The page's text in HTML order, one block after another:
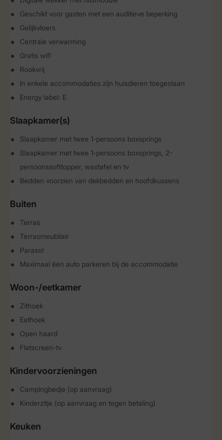
Geschikt voor gasten met een auditieve beperking
Gelijkvloers
Centrale verwarming
Gratis wifi
Rookvrij
In enkele accommodaties zijn huisdieren toegestaan
Energy label: E
Slaapkamer(s)
Slaapkamer met twee 1-persoons boxsprings
Slaapkamer met twee 1-persoons boxsprings, 2-
persoonssofttopper, wastafel en tv
Bedden voorzien van dekbedden en hoofdkussens
Buiten
Terras
Terrasmeubilair
Parasol
Maximaal één auto parkeren bij de accommodatie
Woon-/eetkamer
Zithoek
Eethoek
Open haard
Flatscreen-tv
Kindervoorzieningen
Campingbedje (op aanvraag)
Kinderzitje (op aanvraag en tegen betaling)
Keuken